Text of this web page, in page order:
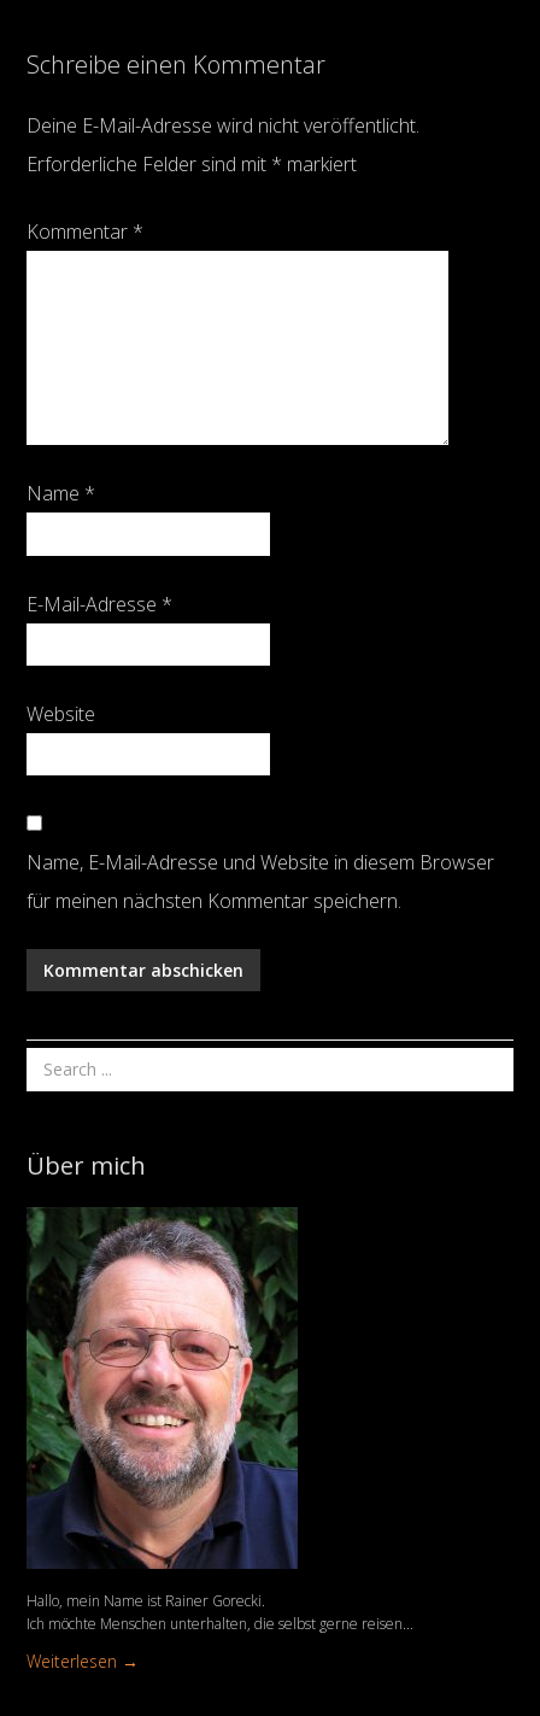
Schreibe einen Kommentar
Deine E-Mail-Adresse wird nicht veröffentlicht.
Erforderliche Felder sind mit * markiert
Kommentar *
Name *
E-Mail-Adresse *
Website
Name, E-Mail-Adresse und Website in diesem Browser
für meinen nächsten Kommentar speichern.
Über mich
Hallo, mein Name ist Rainer Gorecki.
Ich möchte Menschen unterhalten, die selbst gerne reisen...
Weiterlesen →